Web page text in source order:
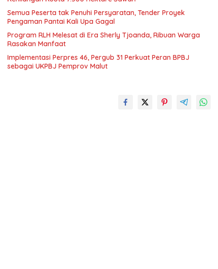
Semua Peserta tak Penuhi Persyaratan, Tender Proyek
Pengaman Pantai Kali Upa Gagal
Program RLH Melesat di Era Sherly Tjoanda, Ribuan Warga
Rasakan Manfaat
Implementasi Perpres 46, Pergub 31 Perkuat Peran BPBJ
sebagai UKPBJ Pemprov Malut